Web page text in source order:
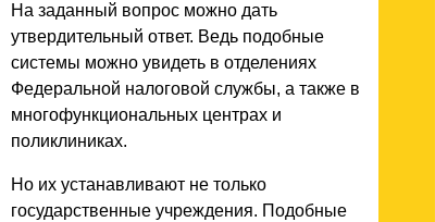
На заданный вопрос можно дать
утвердительный ответ. Ведь подобные
системы можно увидеть в отделениях
Федеральной налоговой службы, а также в
многофункциональных центрах и
поликлиниках.
Но их устанавливают не только
государственные учреждения. Подобные